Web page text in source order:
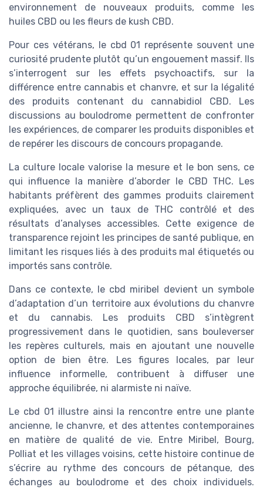
environnement de nouveaux produits, comme les
huiles CBD ou les fleurs de kush CBD.
Pour ces vétérans, le cbd 01 représente souvent une
curiosité prudente plutôt qu’un engouement massif. Ils
s’interrogent sur les effets psychoactifs, sur la
différence entre cannabis et chanvre, et sur la légalité
des produits contenant du cannabidiol CBD. Les
discussions au boulodrome permettent de confronter
les expériences, de comparer les produits disponibles et
de repérer les discours de concours propagande.
La culture locale valorise la mesure et le bon sens, ce
qui influence la manière d’aborder le CBD THC. Les
habitants préfèrent des gammes produits clairement
expliquées, avec un taux de THC contrôlé et des
résultats d’analyses accessibles. Cette exigence de
transparence rejoint les principes de santé publique, en
limitant les risques liés à des produits mal étiquetés ou
importés sans contrôle.
Dans ce contexte, le cbd miribel devient un symbole
d’adaptation d’un territoire aux évolutions du chanvre
et du cannabis. Les produits CBD s’intègrent
progressivement dans le quotidien, sans bouleverser
les repères culturels, mais en ajoutant une nouvelle
option de bien être. Les figures locales, par leur
influence informelle, contribuent à diffuser une
approche équilibrée, ni alarmiste ni naïve.
Le cbd 01 illustre ainsi la rencontre entre une plante
ancienne, le chanvre, et des attentes contemporaines
en matière de qualité de vie. Entre Miribel, Bourg,
Polliat et les villages voisins, cette histoire continue de
s’écrire au rythme des concours de pétanque, des
échanges au boulodrome et des choix individuels.